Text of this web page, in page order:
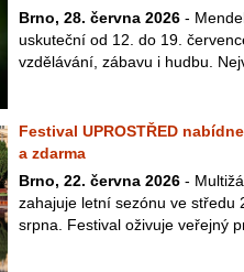
Brno, 28. června 2026 -
uskuteční od 12. do 19.
vzdělávání, zábavu i hudbu.
Festival UPROSTŘED
a zdarma
Brno, 22. června 2026 -
zahajuje letní sezónu ve středu
srpna. Festival oživuje veřejný